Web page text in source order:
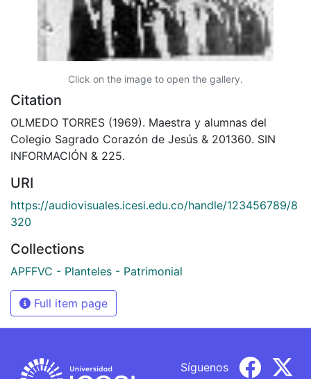
Click on the image to open the gallery.
Citation
OLMEDO TORRES (1969). Maestra y alumnas del
Colegio Sagrado Corazón de Jesús & 201360. SIN
INFORMACIÓN & 225.
URI
https://audiovisuales.icesi.edu.co/handle/123456789/8
320
Collections
APFFVC - Planteles - Patrimonial
Full item page
Síguenos